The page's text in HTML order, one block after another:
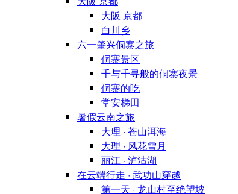
大阪 京都
白川乡
六一肇兴侗寨之旅
侗寨景区
千与千寻般的侗寨夜景
侗寨的吃
堂安梯田
暑假云南之旅
大理 · 苍山洱海
大理 · 风花雪月
丽江 · 泸沽湖
在云端行走 · 武功山穿越
第一天 · 龙山村至绝望坡